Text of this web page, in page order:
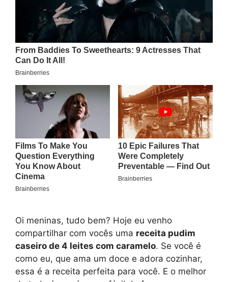
Oi meninas, tudo bem? Hoje eu venho
compartilhar com vocês uma receita pudim
caseiro de 4 leites com caramelo. Se você é
como eu, que ama um doce e adora cozinhar,
essa é a receita perfeita para você. E o melhor